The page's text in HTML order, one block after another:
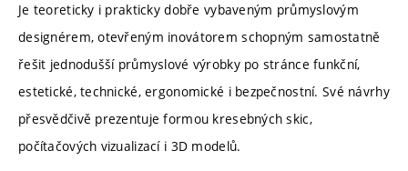
Je teoreticky i prakticky dobře vybaveným průmyslovým
designérem, otevřeným inovátorem schopným samostatně
řešit jednodušší průmyslové výrobky po stránce funkční,
estetické, technické, ergonomické i bezpečnostní. Své návrhy
přesvědčivě prezentuje formou kresebných skic,
počítačových vizualizací i 3D modelů.